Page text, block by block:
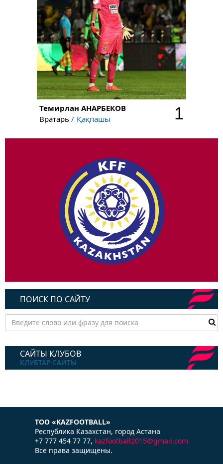
Темирлан АНАРБЕКОВ
Вратарь
Қақпашы 1
ПОИСК ПО САЙТУ
САЙТЫ КЛУБОВ
КЛУБТАР САЙТЫ
ТОО «KAZFOOTBALL»
Республика Казаxстан, город Астана
+7 777 454 77 77, kazfootball2015@gmail.com
Все права защищены.